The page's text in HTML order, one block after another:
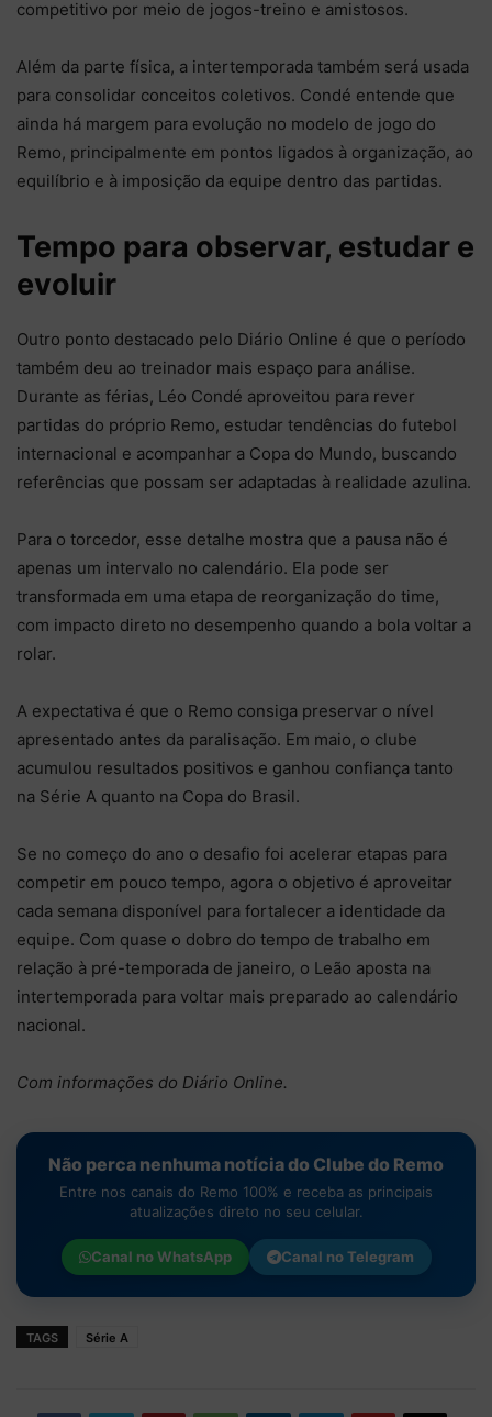
competitivo por meio de jogos-treino e amistosos.
Além da parte física, a intertemporada também será usada
para consolidar conceitos coletivos. Condé entende que
ainda há margem para evolução no modelo de jogo do
Remo, principalmente em pontos ligados à organização, ao
equilíbrio e à imposição da equipe dentro das partidas.
Tempo para observar, estudar e
evoluir
Outro ponto destacado pelo Diário Online é que o período
também deu ao treinador mais espaço para análise.
Durante as férias, Léo Condé aproveitou para rever
partidas do próprio Remo, estudar tendências do futebol
internacional e acompanhar a Copa do Mundo, buscando
referências que possam ser adaptadas à realidade azulina.
Para o torcedor, esse detalhe mostra que a pausa não é
apenas um intervalo no calendário. Ela pode ser
transformada em uma etapa de reorganização do time,
com impacto direto no desempenho quando a bola voltar a
rolar.
A expectativa é que o Remo consiga preservar o nível
apresentado antes da paralisação. Em maio, o clube
acumulou resultados positivos e ganhou confiança tanto
na Série A quanto na Copa do Brasil.
Se no começo do ano o desafio foi acelerar etapas para
competir em pouco tempo, agora o objetivo é aproveitar
cada semana disponível para fortalecer a identidade da
equipe. Com quase o dobro do tempo de trabalho em
relação à pré-temporada de janeiro, o Leão aposta na
intertemporada para voltar mais preparado ao calendário
nacional.
Com informações do Diário Online.
Não perca nenhuma notícia do Clube do Remo
Entre nos canais do Remo 100% e receba as principais
atualizações direto no seu celular.
Canal noWhatsApp Canal noTelegram
TAGS Série A